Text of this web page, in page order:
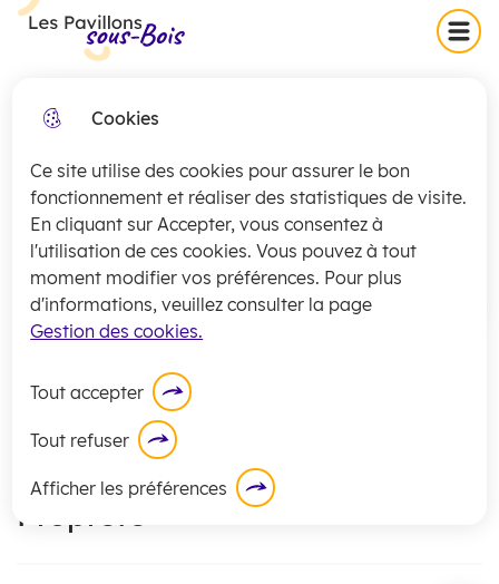
Cookies
Ce site utilise des cookies pour assurer le bon
fonctionnement et réaliser des statistiques de visite.
En cliquant sur Accepter, vous consentez à
l'utilisation de ces cookies. Vous pouvez à tout
moment modifier vos préférences. Pour plus
d'informations, veuillez consulter la page
Gestion des cookies.
Afficher les préférences
Tout accepter
Tout refuser
Skip
menu
Skip
to
Skip to
Collecte exceptionnelle des
jeudi 16 juillet
Lacollectedes encombrants pour les
secteurs 1 et 2 sera exceptionnellement
assuréece jeudi 16 juillet.
En savoir plus
Les Pavillons-sous-Bois Menu
Service Environnement -
Propreté